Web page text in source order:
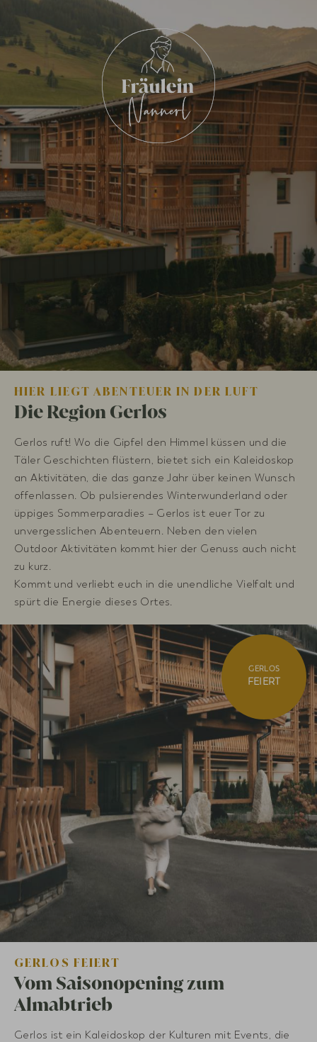
HIER LIEGT ABENTEUER IN DER LUFT
Die Region Gerlos
Gerlos ruft! Wo die Gipfel den Himmel küssen und die
Täler Geschichten flüstern, bietet sich ein Kaleidoskop
an Aktivitäten, die das ganze Jahr über keinen Wunsch
offenlassen. Ob pulsierendes Winterwunderland oder
üppiges Sommerparadies – Gerlos ist euer Tor zu
unvergesslichen Abenteuern. Neben den vielen
Outdoor Aktivitäten kommt hier der Genuss auch nicht
zu kurz.
Kommt und verliebt euch in die unendliche Vielfalt und
spürt die Energie dieses Ortes.
GERLOS
FEIERT
GERLOS FEIERT
Vom Saisonopening zum
Almabtrieb
Gerlos ist ein Kaleidoskop der Kulturen mit Events, die